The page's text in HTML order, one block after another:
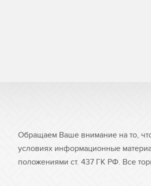
Обращаем Ваше внимание на то,
условиях информационные
положениями ст. 437 ГК РФ. Все